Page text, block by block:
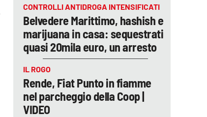
CONTROLLI ANTIDROGA INTENSIFICATI
Belvedere Marittimo, hashish e
marijuana in casa: sequestrati
quasi 20mila euro, un arresto
IL ROGO
Rende, Fiat Punto in fiamme
nel parcheggio della Coop |
VIDEO